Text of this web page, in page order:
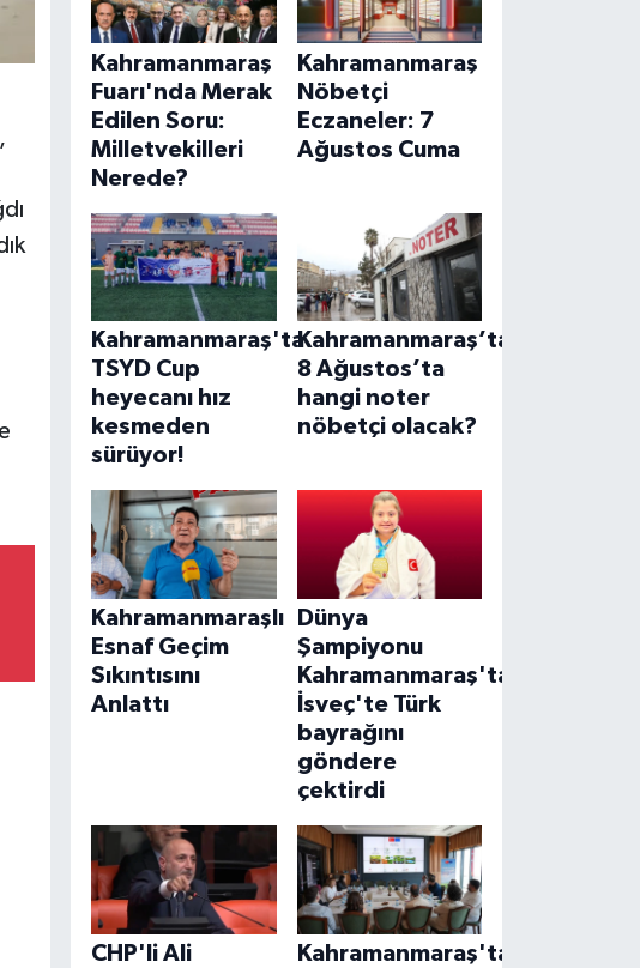
Kahramanmaraş
Fuarı'nda Merak
Edilen Soru:
Milletvekilleri
Nerede?
Kahramanmaraş
Nöbetçi
Eczaneler: 7
Ağustos Cuma
Kahramanmaraş'ta
TSYD Cup
heyecanı hız
kesmeden
sürüyor!
Kahramanmaraş’ta
8 Ağustos’ta
hangi noter
nöbetçi olacak?
Kahramanmaraşlı
Esnaf Geçim
Sıkıntısını
Anlattı
Dünya
Şampiyonu
Kahramanmaraş'tan!
İsveç'te Türk
bayrağını
göndere
çektirdi
CHP'li Ali
Kahramanmaraş'ta